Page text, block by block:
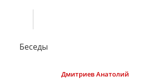
Беседы
ДмитриевАнатолий